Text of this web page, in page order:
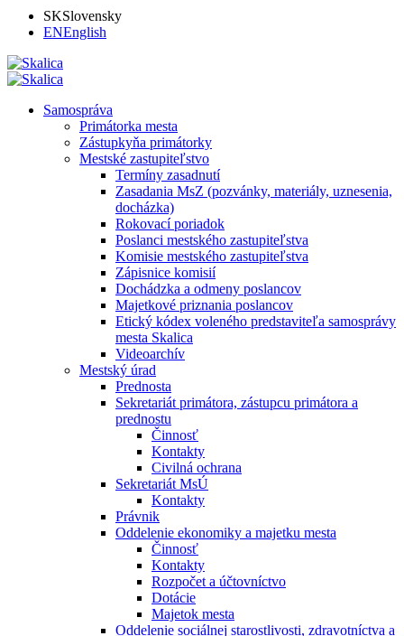
SKSlovensky
ENEnglish
Samospráva
Primátorka mesta
Zástupkyňa primátorky
Mestské zastupiteľstvo
Termíny zasadnutí
Zasadania MsZ (pozvánky, materiály, uznesenia,
docházka)
Rokovací poriadok
Poslanci mestského zastupiteľstva
Komisie mestského zastupiteľstva
Zápisnice komisií
Dochádzka a odmeny poslancov
Majetkové priznania poslancov
Etický kódex voleného predstaviteľa samosprávy
mesta Skalica
Videoarchív
Mestský úrad
Prednosta
Sekretariát primátora, zástupcu primátora a
prednostu
Činnosť
Kontakty
Civilná ochrana
Sekretariát MsÚ
Kontakty
Právnik
Oddelenie ekonomiky a majetku mesta
Činnosť
Kontakty
Rozpočet a účtovníctvo
Dotácie
Majetok mesta
Oddelenie sociálnej starostlivosti, zdravotníctva a